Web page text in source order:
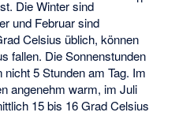
Die Winter sind
und Februar sind
Celsius üblich, können
fallen. Die Sonnenstunden
5 Stunden am Tag. Im
angenehm warm, im Juli
15 bis 16 Grad Celsius